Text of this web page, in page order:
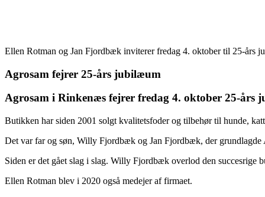
Ellen Rotman og Jan Fjordbæk inviterer fredag 4. oktober til 25-års
Agrosam fejrer 25-års jubilæum
Agrosam i Rinkenæs fejrer fredag 4. oktober 25-års
Butikken har siden 2001 solgt kvalitetsfoder og tilbehør til hunde,
Det var far og søn, Willy Fjordbæk og Jan Fjordbæk, der grundlagde
Siden er det gået slag i slag. Willy Fjordbæk overlod den succesrige
Ellen Rotman blev i 2020 også medejer af firmaet.